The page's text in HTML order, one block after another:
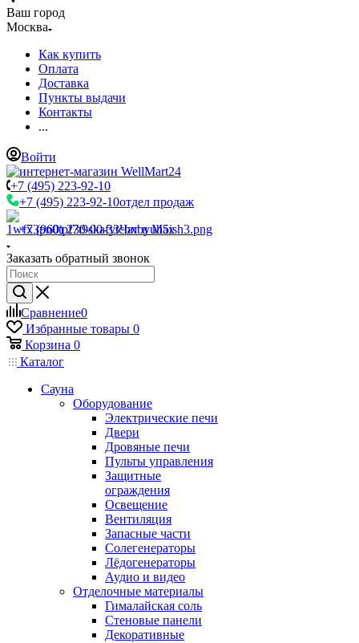
Ваш город
Москва
Как купить
Оплата
Доставка
Пункты выдачи
Контакты
...
Войти
+7 (495) 223-92-10
+7 (495) 223-92-10отдел продаж
+7 (960) 230-00-33Чат в Max
Заказать обратный звонок
Сравнение0
Избранные товары 0
Корзина 0
Каталог
Сауна
Оборудование
Электрические печи
Двери
Дровяные печи
Пульты управления
Защитные
ограждения
Освещение
Вентиляция
Запасные части
Солегенераторы
Лёдогенераторы
Аудио и видео
Отделочные материалы
Гималайская соль
Стеновые панели
Декоративные